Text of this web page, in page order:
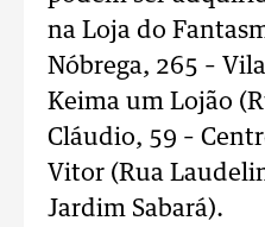
na Loja do
Nóbrega, 265 –
Keima um Lojão
Cláudio, 59 –
Vitor (Rua
Jardim Sabará).